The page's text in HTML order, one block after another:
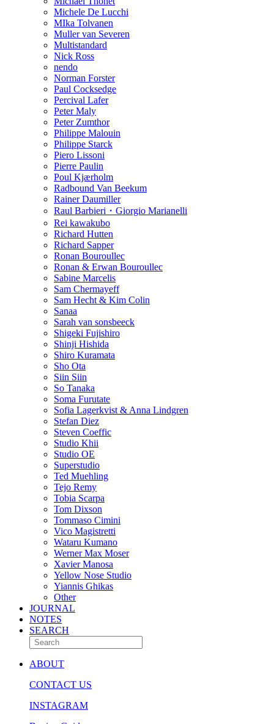
Michele De Lucchi
MIka Tolvanen
Muller van Severen
Multistandard
Nick Ross
nendo
Norman Forster
Paul Cocksedge
Percival Lafer
Peter Maly
Peter Zumthor
Philippe Malouin
Philippe Starck
Piero Lissoni
Pierre Paulin
Poul Kjærholm
Radbound Van Beekum
Rainer Daumiller
Raul Barbieri・Giorgio Marianelli
Rei kawakubo
Richard Hutten
Richard Sapper
Ronan Bouroullec
Ronan & Erwan Bouroullec
Sabine Marcelis
Sam Chermayeff
Sam Hecht & Kim Colin
Sanaa
Sarah van sonsbeeck
Shigeki Fujishiro
Shinji Hishida
Shiro Kuramata
Sho Ota
Siin Siin
So Tanaka
Soma Furutate
Sofia Lagerkvist & Anna Lindgren
Stefan Diez
Steven Coeffic
Studio Khii
Studio OE
Superstudio
Ted Muehling
Tejo Remy
Tobia Scarpa
Tom Dixson
Tommaso Cimini
Vico Magistretti
Wataru Kumano
Werner Max Moser
Xavier Manosa
Yellow Nose Studio
Yiannis Ghikas
Other
JOURNAL
NOTES
SEARCH
ABOUT
CONTACT US
INSTAGRAM